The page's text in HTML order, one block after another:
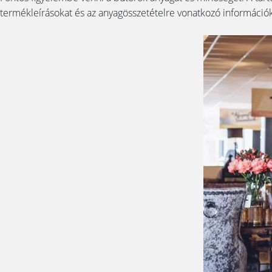
termékleírásokat és az anyagösszetételre vonatkozó